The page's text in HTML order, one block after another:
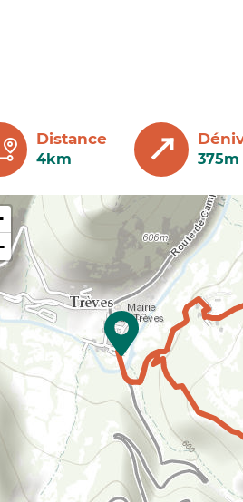
Distance
4km 375m